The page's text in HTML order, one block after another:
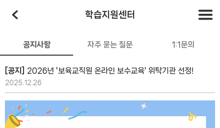
학습지원센터
공지사항 자주 묻는 질문 1:1문의
[공지] 2026년 '보육교직원 온라인 보수교육' 위탁기관 선정!
2025.12.26